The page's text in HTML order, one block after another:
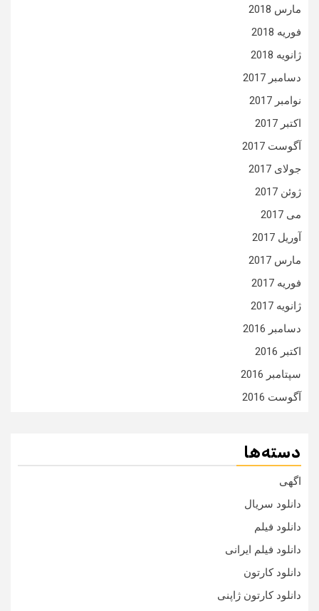
مارس 2018
فوریه 2018
ژانویه 2018
دسامبر 2017
نوامبر 2017
اکتبر 2017
آگوست 2017
جولای 2017
ژوئن 2017
می 2017
آوریل 2017
مارس 2017
فوریه 2017
ژانویه 2017
دسامبر 2016
اکتبر 2016
سپتامبر 2016
آگوست 2016
دسته‌ها
اگهی
دانلود سریال
دانلود فیلم
دانلود فیلم ایرانی
دانلود کارتون
دانلود کارتون ژاپنی